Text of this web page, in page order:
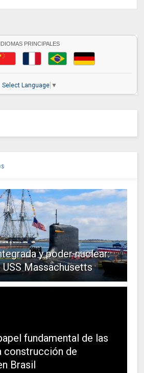
IDIOMAS PRINCIPALES
Select Language ▼
y poder nuclear:
Massachusetts
fundamental de las
construcción de
Brasil